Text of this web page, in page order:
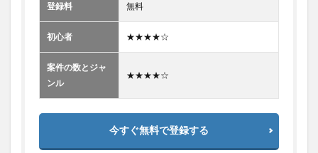
登録料 無料
初心者 ★★★★☆
案件の数とジャ
ンル
★★★★☆
今すぐ無料で登録する